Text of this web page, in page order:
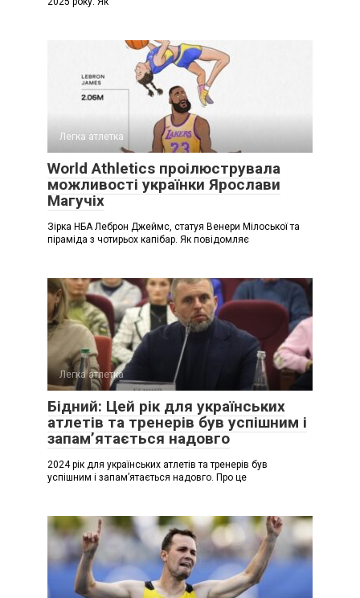
Легка атлетка
World Athletics проілюструвала
можливості українки Ярослави
Магучіх
Зірка НБА Леброн Джеймс, статуя Венери Мілоської та
піраміда з чотирьох капібар. Як повідомляє
Легка атлетка
Бідний: Цей рік для українських
атлетів та тренерів був успішним і
запамʼятається надовго
2024 рік для українських атлетів та тренерів був
успішним і запамʼятається надовго. Про це